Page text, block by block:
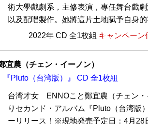
術大學戲劇系，主修表演，專任舞台戲
以及配唱製作。她將這片土地賦予自身
2022年 CD 全1枚組 キャンペーン
宜農（チェン・イーノン）
『Pluto（台湾版）』 CD 全1枚組
台湾才女 ENNOこと鄭宜農（チェン・
りセカンド・アルバム『Pluto（台湾版
ーリリース！※現地発売予定日：4月28